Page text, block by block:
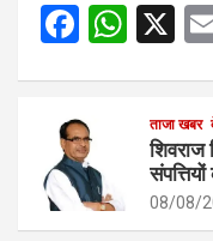
F
b
o
o
W
A
X
ताजा खबर
08/08/